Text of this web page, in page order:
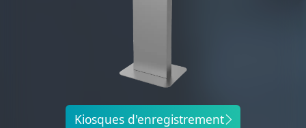
Kiosques d'enregistrement